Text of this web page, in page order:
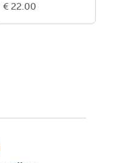
€ 22.00